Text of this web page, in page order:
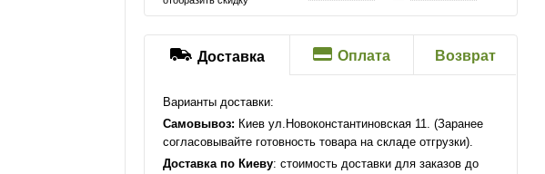
Доставка Оплата Возврат
Варианты доставки:
Самовывоз: Киев ул.Новоконстантиновская 11. (Заранее
согласовывайте готовность товара на складе отгрузки).
Доставка по Киеву: стоимость доставки для заказов до